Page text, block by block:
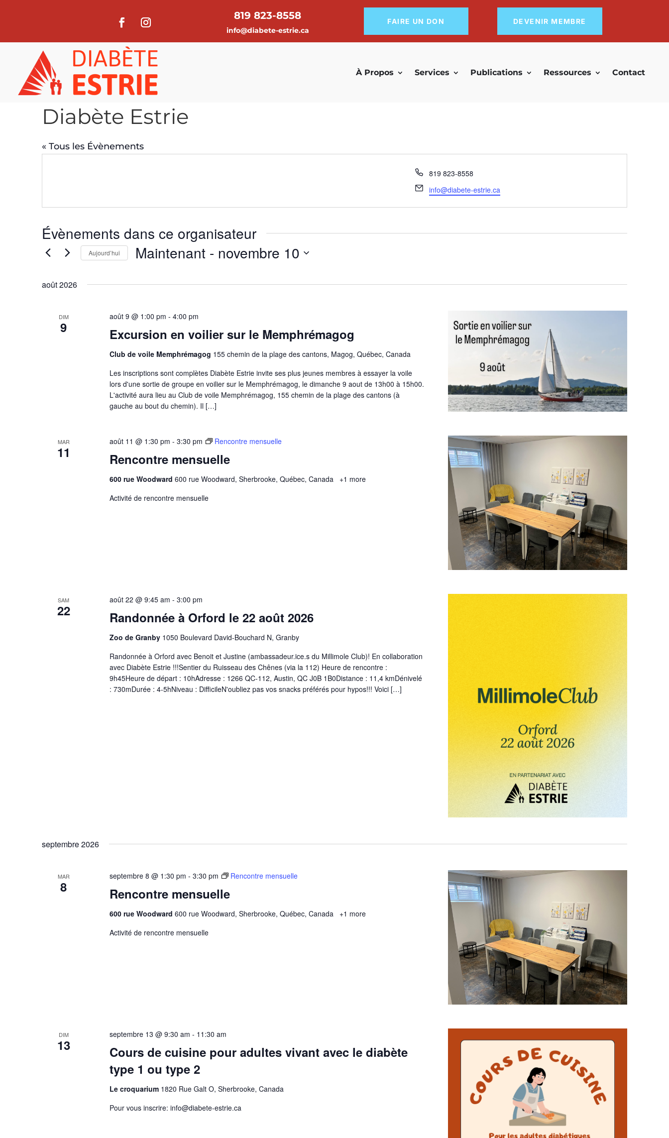
819 823-8558
info@diabete-estrie.ca
FAIRE UN DON DEVENIR MEMBRE
À Propos Services Publications Ressources Contact
Diabète Estrie
« Tous les Évènements
Téléphone
819 823-8558
Email
info@diabete-estrie.ca
Évènements dans ce organisateur
Aujourd’hui Maintenant - novembre 10
une
août 2026
DIM
9 Excursion en voilier sur le Memphrémagog
août 9 @ 1:00 pm - 4:00 pm
Club de voile Memphrémagog 155 chemin de la plage des cantons, Magog, Québec, Canada
Les inscriptions sont complètes Diabète Estrie invite ses plus jeunes membres à essayer la voile
lors d'une sortie de groupe en voilier sur le Memphrémagog, le dimanche 9 aout de 13h00 à 15h00.
L'activité aura lieu au Club de voile Memphrémagog, 155 chemin de la plage des cantons (à
gauche au bout du chemin). Il […]
MAR
11 Rencontre mensuelle
août 11 @ 1:30 pm - 3:30 pm Rencontre mensuelle
600 rue Woodward 600 rue Woodward, Sherbrooke, Québec, Canada
+1 more
Activité de rencontre mensuelle
SAM
22 Randonnée à Orford le 22 août 2026
août 22 @ 9:45 am - 3:00 pm
Zoo de Granby 1050 Boulevard David-Bouchard N, Granby
Randonnée à Orford avec Benoit et Justine (ambassadeur.ice.s du Millimole Club)! En collaboration
avec Diabète Estrie !!!Sentier du Ruisseau des Chênes (via la 112) Heure de rencontre :
9h45Heure de départ : 10hAdresse : 1266 QC-112, Austin, QC J0B 1B0Distance : 11,4 kmDénivelé
: 730mDurée : 4-5hNiveau : DifficileN'oubliez pas vos snacks préférés pour hypos!!! Voici […]
septembre 2026
MAR
8 Rencontre mensuelle
septembre 8 @ 1:30 pm - 3:30 pm Rencontre mensuelle
600 rue Woodward 600 rue Woodward, Sherbrooke, Québec, Canada
+1 more
Activité de rencontre mensuelle
DIM
13
Cours de cuisine pour adultes vivant avec le diabète
type 1 ou type 2
septembre 13 @ 9:30 am - 11:30 am
Le croquarium 1820 Rue Galt O, Sherbrooke, Canada
Pour vous inscrire: info@diabete-estrie.ca